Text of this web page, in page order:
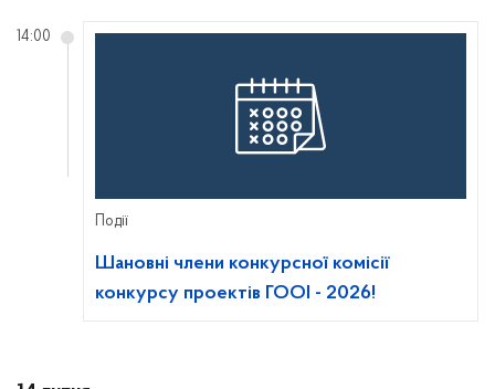
Події
Шановні члени конкурсної комісії
конкурсу проектів ГООІ - 2026!
14:00